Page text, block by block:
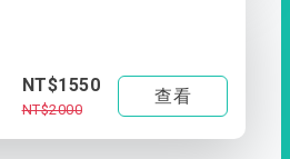
NT$1550
NT$2000
查看